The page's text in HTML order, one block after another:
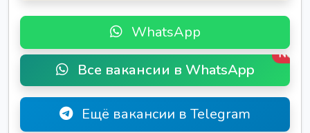
WhatsApp
Все вакансии в WhatsApp
New
Ещё вакансии в Telegram